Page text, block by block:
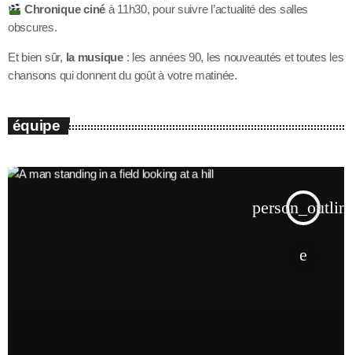
Chronique ciné à 11h30, pour suivre l’actualité des salles
obscures.
Et bien sûr, la musique: les années 90, les nouveautés et toutes les
chansons qui donnent du goût à votre matinée.
équipe